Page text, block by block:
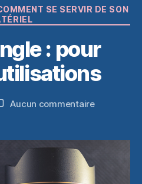
CatégoriesSE SERVIR DE SON
: pour
Aucun commentairesur
:
quelles